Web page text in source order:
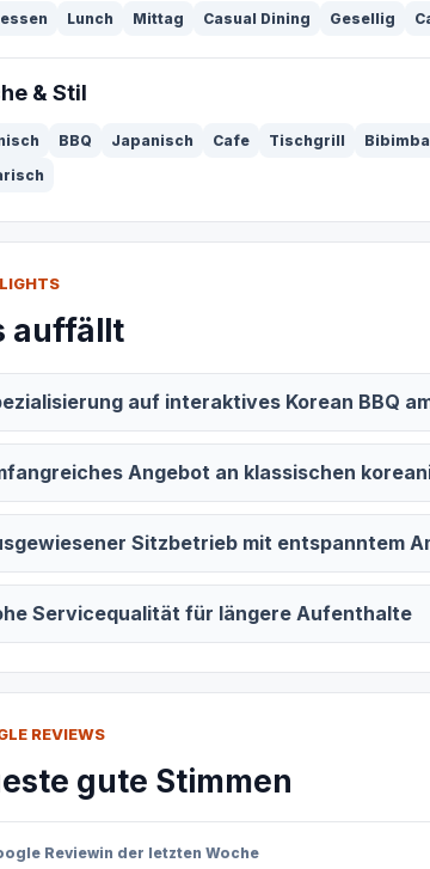
Lunch Mittag Casual Dining Gesellig
& Stil
BBQ Japanisch Cafe Tischgrill
auffällt
auf interaktives Korean BBQ
Angebot an klassischen
Sitzbetrieb mit entspanntem
Servicequalität für längere Aufenthalte
REVIEWS
gute Stimmen
Reviewin der letzten Woche